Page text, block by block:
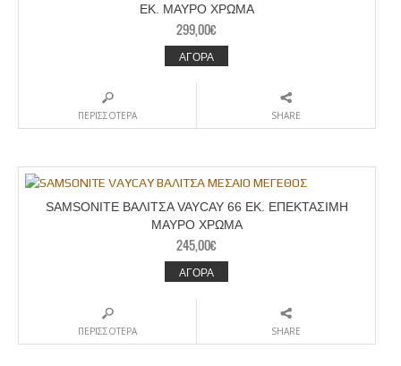
ΕΚ. ΜΑΥΡΟ ΧΡΩΜΑ
299,00€
ΑΓΟΡΑ
ΠΕΡΙΣΣΟΤΕΡΑ SHARE
SAMSONITE ΒΑΛΙΤΣΑ VAYCAY 66 ΕΚ. ΕΠΕΚΤΑΣΙΜΗ
ΜΑΥΡΟ ΧΡΩΜΑ
245,00€
ΑΓΟΡΑ
ΠΕΡΙΣΣΟΤΕΡΑ SHARE